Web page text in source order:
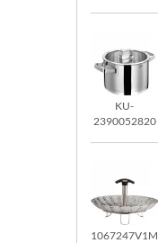
KU-
2390052820